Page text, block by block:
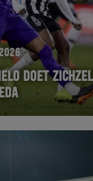
DOET